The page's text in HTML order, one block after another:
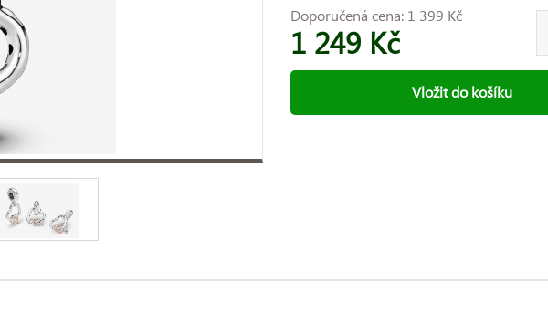
Doporučená cena:1 399 Kč
1 249 Kč
Vložit do košíku